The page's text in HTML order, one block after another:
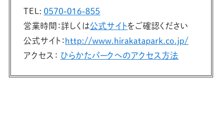
TEL: 0570-016-855
営業時間：詳しくは公式サイトをご確認ください
公式サイト：http://www.hirakatapark.co.jp/
アクセス： ひらかたパークへのアクセス方法